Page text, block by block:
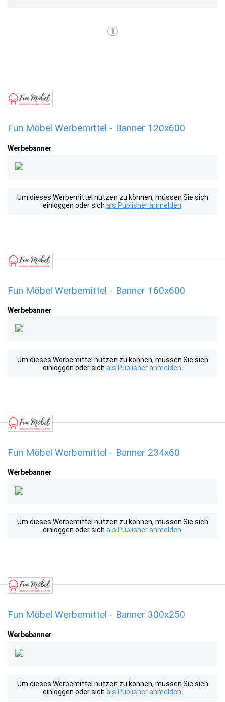
1
Fun Möbel Werbemittel - Banner 120x600
Werbebanner
Um dieses Werbemittel nutzen zu können, müssen Sie sich
einloggen oder sich als Publisher anmelden
Fun Möbel Werbemittel - Banner 160x600
Werbebanner
Um dieses Werbemittel nutzen zu können, müssen Sie sich
einloggen oder sich als Publisher anmelden
Fun Möbel Werbemittel - Banner 234x60
Werbebanner
Um dieses Werbemittel nutzen zu können, müssen Sie sich
einloggen oder sich als Publisher anmelden
Fun Möbel Werbemittel - Banner 300x250
Werbebanner
Um dieses Werbemittel nutzen zu können, müssen Sie sich
einloggen oder sich als Publisher anmelden